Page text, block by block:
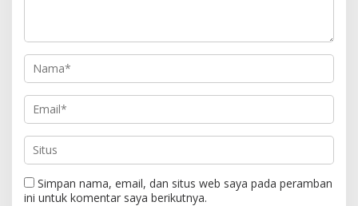
Simpan nama, email, dan situs web saya pada peramban
ini untuk komentar saya berikutnya.